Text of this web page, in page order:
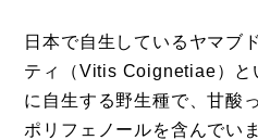
日本で自生しているヤマブ
ティ（Vitis Coignetiae）と
に自生する野生種で、甘酸
ポリフェノールを含んでい